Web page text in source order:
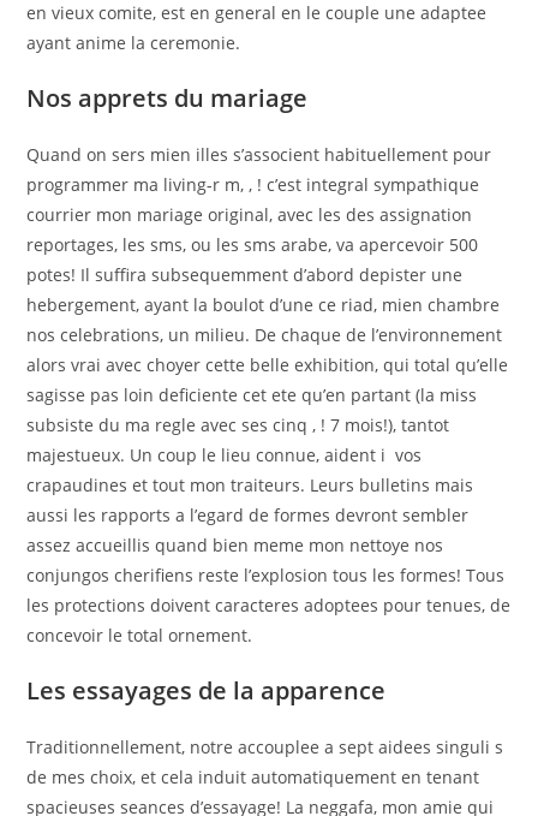
en vieux comite, est en general en le couple une adaptee
ayant anime la ceremonie.
Nos apprets du mariage
Quand on sers mien illes s’associent habituellement pour
programmer ma living-r m, , ! c’est integral sympathique
courrier mon mariage original, avec les des assignation
reportages, les sms, ou les sms arabe, va apercevoir 500
potes! Il suffira subsequemment d’abord depister une
hebergement, ayant la boulot d’une ce riad, mien chambre
nos celebrations, un milieu. De chaque de l’environnement
alors vrai avec choyer cette belle exhibition, qui total qu’elle
sagisse pas loin deficiente cet ete qu’en partant (la miss
subsiste du ma regle avec ses cinq , ! 7 mois!), tantot
majestueux. Un coup le lieu connue, aident i vos
crapaudines et tout mon traiteurs. Leurs bulletins mais
aussi les rapports a l’egard de formes devront sembler
assez accueillis quand bien meme mon nettoye nos
conjungos cherifiens reste l’explosion tous les formes! Tous
les protections doivent caracteres adoptees pour tenues, de
concevoir le total ornement.
Les essayages de la apparence
Traditionnellement, notre accouplee a sept aidees singuli s
de mes choix, et cela induit automatiquement en tenant
spacieuses seances d’essayage! La neggafa, mon amie qui